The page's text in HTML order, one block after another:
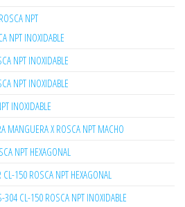
NPT
NPT INOXIDABLE
NPT INOXIDABLE
NPT INOXIDABLE
INOXIDABLE
MANGUERA X ROSCA NPT MACHO
NPT HEXAGONAL
150 ROSCA NPT HEXAGONAL
CL-150 ROSCA NPT INOXIDABLE